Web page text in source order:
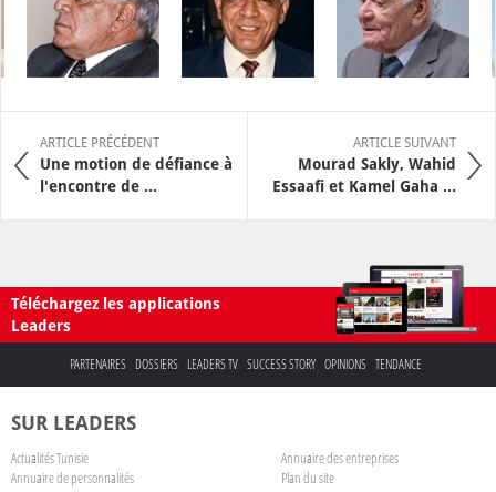
ARTICLE PRÉCÉDENT
Une motion de défiance à
l'encontre de ...
ARTICLE SUIVANT
Mourad Sakly, Wahid
Essaafi et Kamel Gaha ...
Téléchargez les applications
Leaders
PARTENAIRES DOSSIERS LEADERS TV SUCCESS STORY OPINIONS TENDANCE
SUR LEADERS
Actualités Tunisie
Annuaire des entreprises
Annuaire de personnalités
Plan du site